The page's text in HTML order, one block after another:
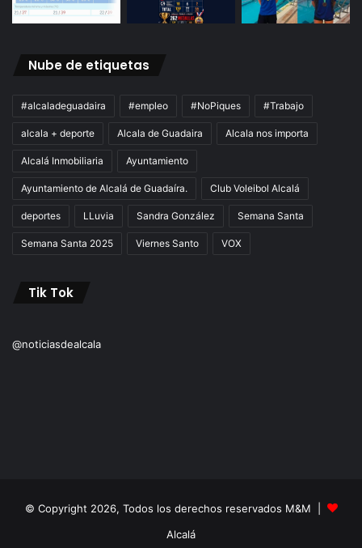
Nube de etiquetas
#alcaladeguadaira #empleo #NoPiques #Trabajo
alcala + deporte Alcala de Guadaira Alcala nos importa
Alcalá Inmobiliaria Ayuntamiento
Ayuntamiento de Alcalá de Guadaíra. Club Voleibol Alcalá
deportes LLuvia Sandra González Semana Santa
Semana Santa 2025 Viernes Santo VOX
Tik Tok
@noticiasdealcala
© Copyright 2026, Todos los derechos reservados M&M |
Alcalá